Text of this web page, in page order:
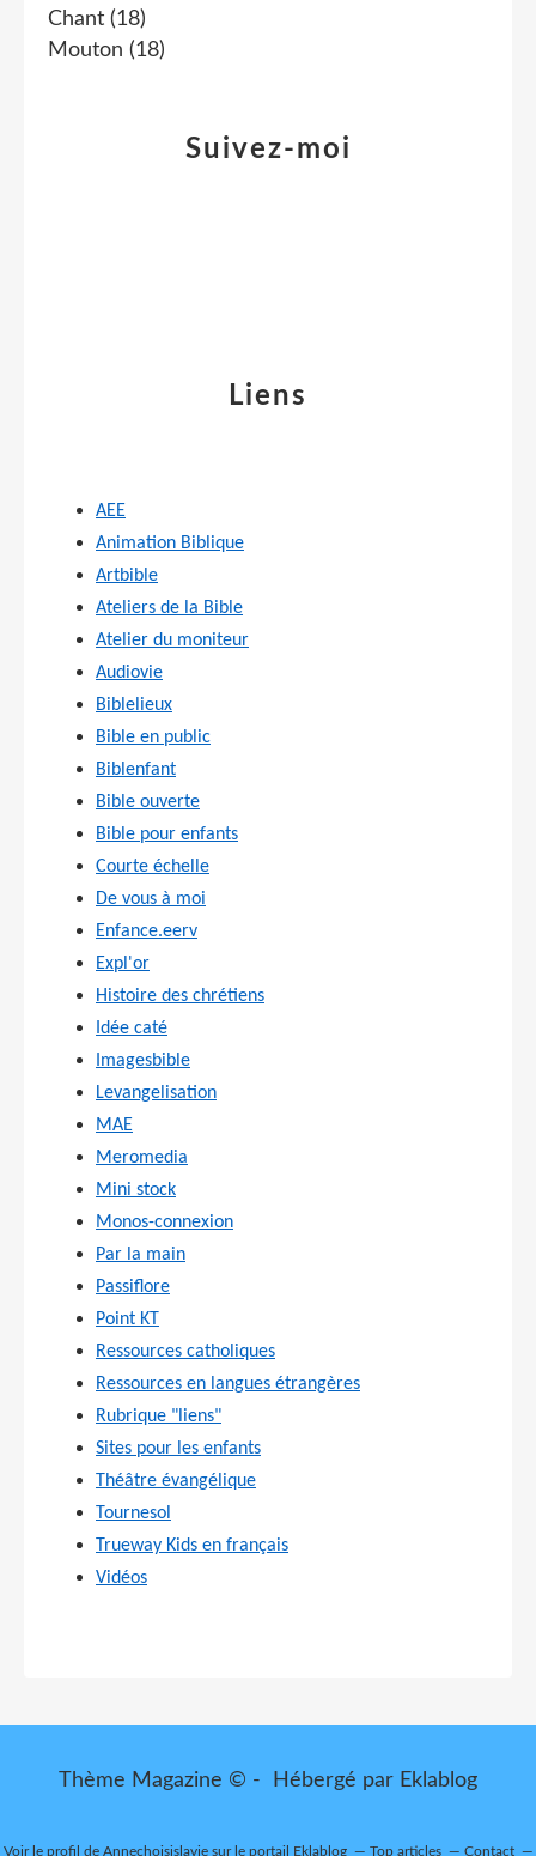
Chant (18)
Mouton (18)
Suivez-moi
Liens
AEE
Animation Biblique
Artbible
Ateliers de la Bible
Atelier du moniteur
Audiovie
Biblelieux
Bible en public
Biblenfant
Bible ouverte
Bible pour enfants
Courte échelle
De vous à moi
Enfance.eerv
Expl'or
Histoire des chrétiens
Idée caté
Imagesbible
Levangelisation
MAE
Meromedia
Mini stock
Monos-connexion
Par la main
Passiflore
Point KT
Ressources catholiques
Ressources en langues étrangères
Rubrique "liens"
Sites pour les enfants
Théâtre évangélique
Tournesol
Trueway Kids en français
Vidéos
Thème Magazine © - Hébergé par Eklablog
Voir le profil de Annechoisislaviesur le portail Eklablog Top articles Contact